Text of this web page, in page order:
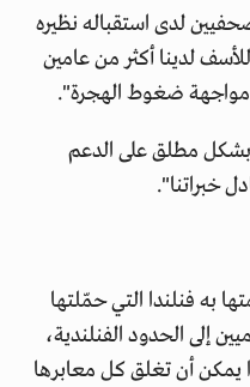
لدى استقباله نظيره
لدينا أكثر من عامين
مواجهة ضغوط الهجرة".
بشكل مطلق على الدعم
خبراتنا".
به فنلندا التي حمّلتها
إلى الحدود الفنلندية،
أن تغلق كل معابرها